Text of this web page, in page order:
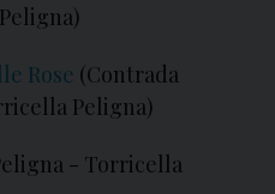
Rose (Contrada
Peligna)
- Torricella